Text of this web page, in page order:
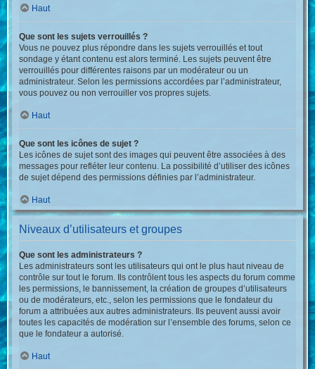
Haut
Que sont les sujets verrouillés ?
Vous ne pouvez plus répondre dans les sujets verrouillés et tout
sondage y étant contenu est alors terminé. Les sujets peuvent être
verrouillés pour différentes raisons par un modérateur ou un
administrateur. Selon les permissions accordées par l’administrateur,
vous pouvez ou non verrouiller vos propres sujets.
Haut
Que sont les icônes de sujet ?
Les icônes de sujet sont des images qui peuvent être associées à des
messages pour refléter leur contenu. La possibilité d’utiliser des icônes
de sujet dépend des permissions définies par l’administrateur.
Haut
Niveaux d’utilisateurs et groupes
Que sont les administrateurs ?
Les administrateurs sont les utilisateurs qui ont le plus haut niveau de
contrôle sur tout le forum. Ils contrôlent tous les aspects du forum comme
les permissions, le bannissement, la création de groupes d’utilisateurs
ou de modérateurs, etc., selon les permissions que le fondateur du
forum a attribuées aux autres administrateurs. Ils peuvent aussi avoir
toutes les capacités de modération sur l’ensemble des forums, selon ce
que le fondateur a autorisé.
Haut